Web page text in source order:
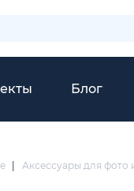
Блог
Аксессуары для фото